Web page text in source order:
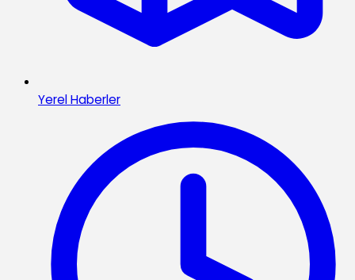
Yerel Haberler